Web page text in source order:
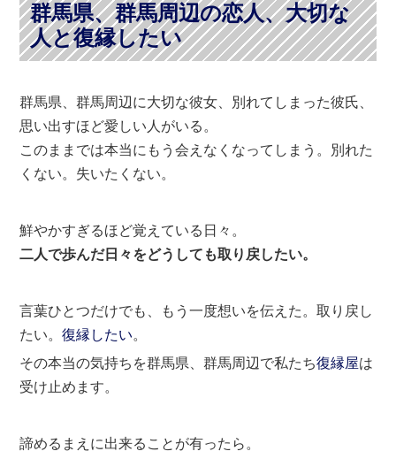
群馬県、群馬周辺の恋人、大切な
人と復縁したい
群馬県、群馬周辺に大切な彼女、別れてしまった彼氏、
思い出すほど愛しい人がいる。
このままでは本当にもう会えなくなってしまう。別れた
くない。失いたくない。
鮮やかすぎるほど覚えている日々。
二人で歩んだ日々をどうしても取り戻したい。
言葉ひとつだけでも、もう一度想いを伝えた。取り戻し
たい。復縁したい。
その本当の気持ちを群馬県、群馬周辺で私たち復縁屋は
受け止めます。
諦めるまえに出来ることが有ったら。